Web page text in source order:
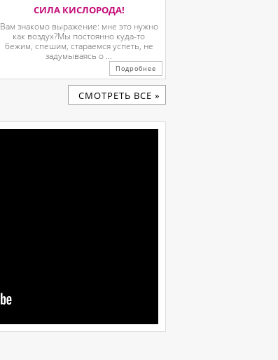
СИЛА КИСЛОРОДА!
Вам знакомо выражение: мне это нужно
как воздух?Мы постоянно куда-то
бежим, спешим, стараемся успеть, не
задумываясь о ...
Подробнее
CМОТРЕТЬ ВСЕ »